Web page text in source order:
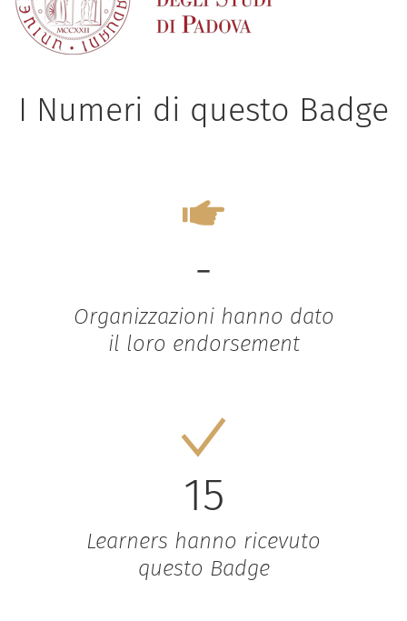
I Numeri di questo Badge
-
Organizzazioni hanno dato
il loro endorsement
15
Learners hanno ricevuto
questo Badge